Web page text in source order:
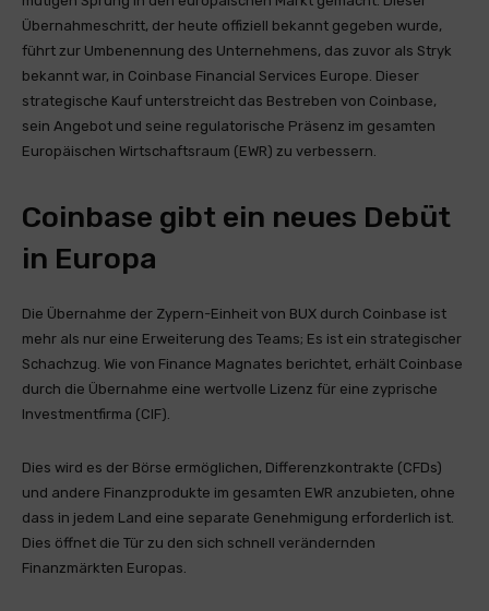
Übernahmeschritt, der heute offiziell bekannt gegeben wurde,
führt zur Umbenennung des Unternehmens, das zuvor als Stryk
bekannt war, in Coinbase Financial Services Europe. Dieser
strategische Kauf unterstreicht das Bestreben von Coinbase,
sein Angebot und seine regulatorische Präsenz im gesamten
Europäischen Wirtschaftsraum (EWR) zu verbessern.
Coinbase gibt ein neues Debüt
in Europa
Die Übernahme der Zypern-Einheit von BUX durch Coinbase ist
mehr als nur eine Erweiterung des Teams; Es ist ein strategischer
Schachzug. Wie von Finance Magnates berichtet, erhält Coinbase
durch die Übernahme eine wertvolle Lizenz für eine zyprische
Investmentfirma (CIF).
Dies wird es der Börse ermöglichen, Differenzkontrakte (CFDs)
und andere Finanzprodukte im gesamten EWR anzubieten, ohne
dass in jedem Land eine separate Genehmigung erforderlich ist.
Dies öffnet die Tür zu den sich schnell verändernden
Finanzmärkten Europas.